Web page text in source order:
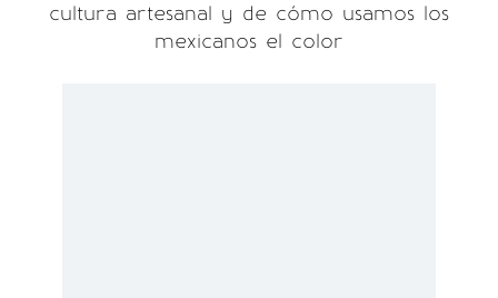
cultura artesanal y de cómo usamos los
mexicanos el color